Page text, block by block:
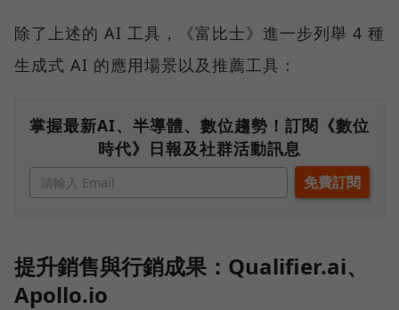
除了上述的 AI 工具，《富比士》進一步列舉 4 種
生成式 AI 的應用場景以及推薦工具：
掌握最新AI、半導體、數位趨勢！訂閱《數位
時代》日報及社群活動訊息
提升銷售與行銷成果：Qualifier.ai、
Apollo.io